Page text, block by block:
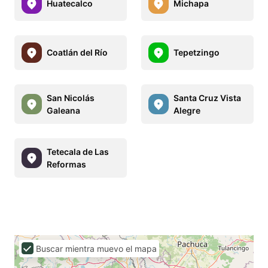
Huatecalco Michapa
Coatlán del Río Tepetzingo
San Nicolás
Galeana
Santa Cruz Vista
Alegre
Tetecala de Las
Reformas
Buscar mientra muevo el mapa